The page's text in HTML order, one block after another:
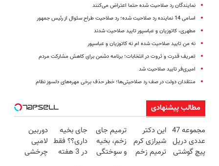
نمایندگان رد صلاحیت شده حتما اعتراض می‌کنند
اسامی 14 نماینده رد صلاحیت شده؛ رد صلاحیت طراح سئوال از رئیس جمهور
مطهری، کاتوزیان و عباسپور تایید صلاحیت شدند
نه من تایید صلاحیت شده ام نه کاتوزیان و عباسپور
تعریف قدرت و ثروت در انتخابات؛ برنامه دشمن برای کاهش مشارکت مردم
امیری‌فر تایید صلاحیت شد
منتقدان دولت در صف رد صلاحیتی‌ها؛ خطر حذف برخی مهره‌های دلسوز نظام
مطالب پیشنهادی
مجموعه 47
عددی دریل
پیچ گوشتی
این دکتر
شیرازی کرم
ترمیم زخم
ترمیم جای
زخم، بخیه
و سوختگی
جای بخیه
داری؟؟ فقط
در 3 هفته
دوربین
لامپی
چرخشی